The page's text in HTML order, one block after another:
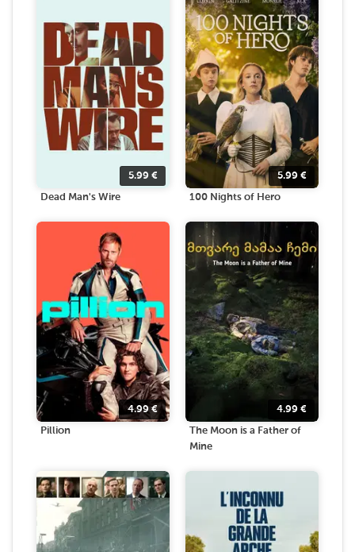
5.99 €
Dead Man's Wire
5.99 €
100 Nights of Hero
4.99€
Pillion
4.99 €
The Moon is a Father of
Mine